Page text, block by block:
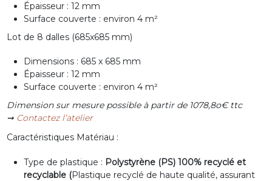
Épaisseur : 12 mm
Surface couverte : environ 4 m²
Lot de 8 dalles (685x685 mm)
Dimensions : 685 x 685 mm
Épaisseur : 12 mm
Surface couverte : environ 4 m²
Dimension sur mesure possible à partir de 1078,8o€ ttc
➞ Contactez l’atelier
Caractéristiques Matériau :
Type de plastique : Polystyrène (PS) 100% recyclé et
recyclable (Plastique recyclé de haute qualité, assurant